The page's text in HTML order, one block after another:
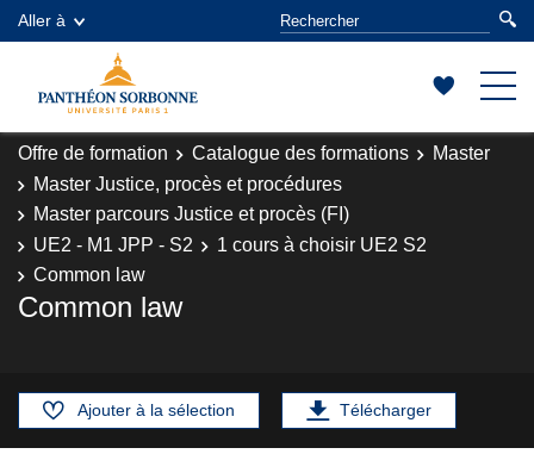
Aller à
Offre de formation Catalogue des formations
Master
Master Justice, procès et procédures
Master parcours Justice et procès (FI)
UE2 - M1 JPP - S2
1 cours à choisir UE2 S2
Common law
Common law
Ajouter à la sélection Télécharger